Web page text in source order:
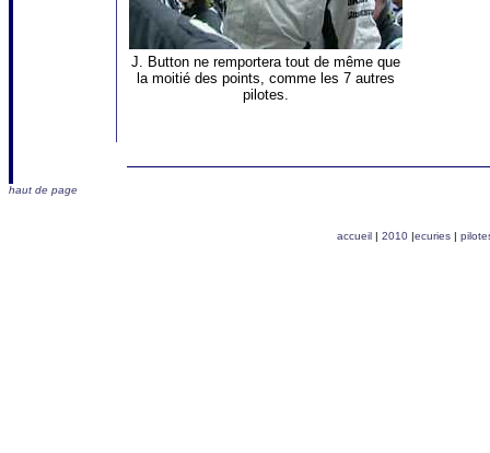
J. Button ne remportera tout de même que
la moitié des points, comme les 7 autres
pilotes.
haut de page
accueil |2010|ecuries |